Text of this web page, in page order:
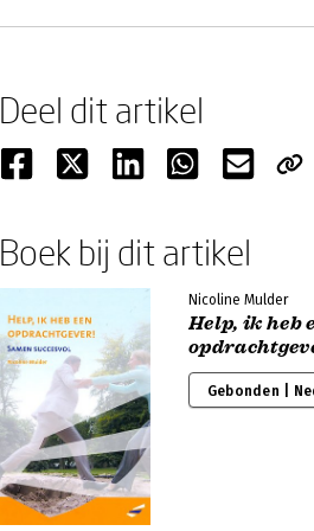
Deel dit artikel
Boek bij dit artikel
Nicoline Mulder
Help, ik heb
Gebonden |